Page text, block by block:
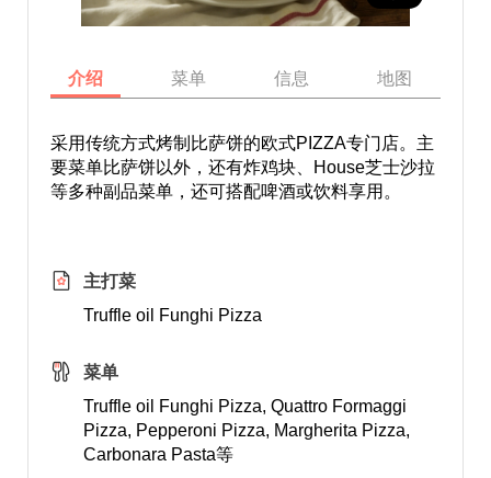
介绍 菜单 信息 地图
采用传统方式烤制比萨饼的欧式PIZZA专门店。主
要菜单比萨饼以外，还有炸鸡块、House芝士沙拉
等多种副品菜单，还可搭配啤酒或饮料享用。
主打菜
Truffle oil Funghi Pizza
菜单
Truffle oil Funghi Pizza, Quattro Formaggi
Pizza, Pepperoni Pizza, Margherita Pizza,
Carbonara Pasta等